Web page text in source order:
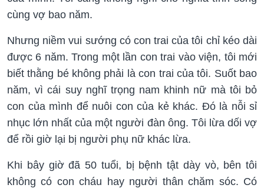
cùng vợ bao năm.
Nhưng niềm vui sướng có con trai của tôi chỉ kéo dài
được 6 năm. Trong một lần con trai vào viện, tôi mới
biết thằng bé không phải là con trai của tôi. Suốt bao
năm, vì cái suy nghĩ trọng nam khinh nữ mà tôi bỏ
con của mình để nuôi con của kẻ khác. Đó là nỗi sỉ
nhục lớn nhất của một người đàn ông. Tôi lừa dối vợ
để rồi giờ lại bị người phụ nữ khác lừa.
Khi bây giờ đã 50 tuổi, bị bệnh tật dày vò, bên tôi
không có con cháu hay người thân chăm sóc. Có